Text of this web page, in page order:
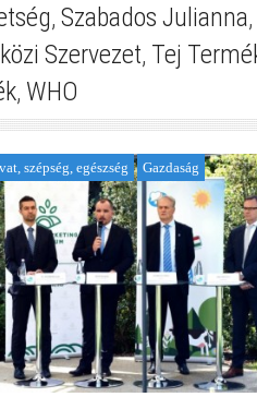
, Szabados Julianna,
Szervezet, Tej
, WHO
szépség, egészség Gazdaság